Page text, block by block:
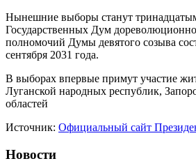
Нынешние выборы станут
Государственных Дум
полномочий Думы девятого созыва
сентября 2031 года.
В выборах впервые примут участие
Луганской народных республик,
областей
Источник: Официальный сайт
Новости